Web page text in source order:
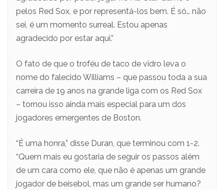
pelos Red Sox, e por representá-los bem. É só… não
sei, é um momento surreal. Estou apenas
agradecido por estar aqui.”
O fato de que o troféu de taco de vidro leva o
nome do falecido Williams – que passou toda a sua
carreira de 19 anos na grande liga com os Red Sox
– tornou isso ainda mais especial para um dos
jogadores emergentes de Boston.
“É uma honra,” disse Duran, que terminou com 1-2.
“Quem mais eu gostaria de seguir os passos além
de um cara como ele, que não é apenas um grande
jogador de beisebol, mas um grande ser humano?